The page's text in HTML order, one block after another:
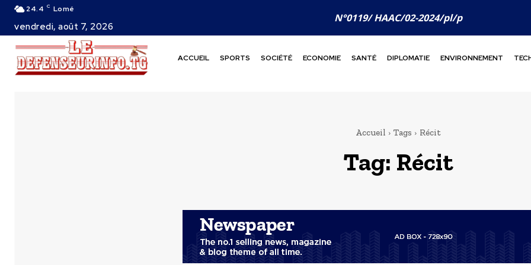
24.4 C Lomé
vendredi, août 7, 2026
N°0119/ HAAC/02-2024/pl/p
ACCUEIL SPORTS SOCIÉTÉ ECONOMIE SANTÉ DIPLOMATIE ENVIRONNEMENT
Accueil Tags Récit
Tag: Récit